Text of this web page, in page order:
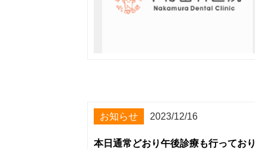
お知らせ 2023/12/16
本日通常どおり午後診療も行っており